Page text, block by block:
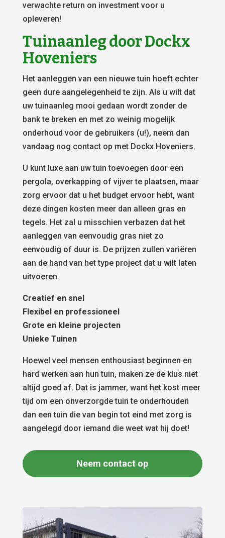
verwachte return on investment voor u
opleveren!
Tuinaanleg door Dockx
Hoveniers
Het aanleggen van een nieuwe tuin hoeft echter
geen dure aangelegenheid te zijn. Als u wilt dat
uw tuinaanleg mooi gedaan wordt zonder de
bank te breken en met zo weinig mogelijk
onderhoud voor de gebruikers (u!), neem dan
vandaag nog contact op met Dockx Hoveniers.
U kunt luxe aan uw tuin toevoegen door een
pergola, overkapping of vijver te plaatsen, maar
zorg ervoor dat u het budget ervoor hebt, want
deze dingen kosten meer dan alleen gras en
tegels. Het zal u misschien verbazen dat het
aanleggen van eenvoudig gras niet zo
eenvoudig of duur is. De prijzen zullen variëren
aan de hand van het type project dat u wilt laten
uitvoeren.
Creatief en snel
Flexibel en professioneel
Grote en kleine projecten
Unieke Tuinen
Hoewel veel mensen enthousiast beginnen en
hard werken aan hun tuin, maken ze de klus niet
altijd goed af. Dat is jammer, want het kost meer
tijd om een onverzorgde tuin te onderhouden
dan een tuin die van begin tot eind met zorg is
aangelegd door iemand die weet wat hij doet!
Neem contact op